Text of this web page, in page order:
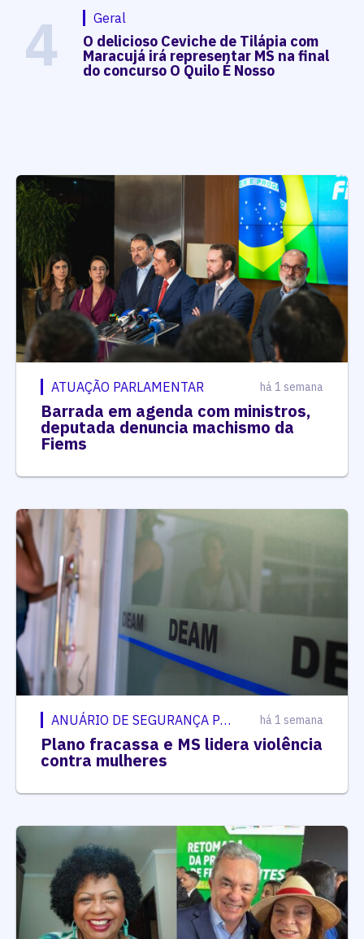
4 Geral
O delicioso Ceviche de Tilápia com
Maracujá irá representar MS na final
do concurso O Quilo É Nosso
ATUAÇÃO PARLAMENTAR há 1 semana
Barrada em agenda com ministros,
deputada denuncia machismo da
Fiems
ANUÁRIO DE SEGURANÇA PÚBLICA há 1 semana
Plano fracassa e MS lidera violência
contra mulheres